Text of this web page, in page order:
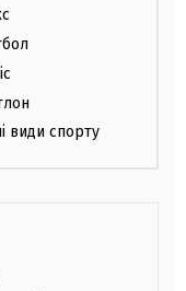
види спорту